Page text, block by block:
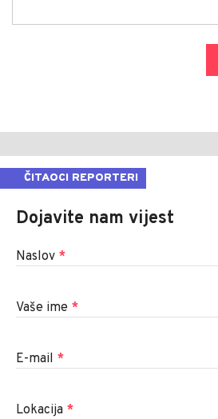
ČITAOCI REPORTERI
Dojavite nam vijest
Naslov *
Vaše ime *
E-mail *
Lokacija *